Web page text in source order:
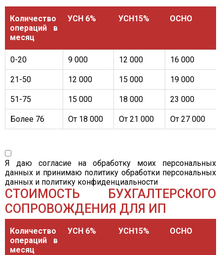
Количество
операций в
месяц
УСН 6% УСН15% ОСНО
0-20 9 000 12 000 16 000
21-50 12 000 15 000 19 000
51-75 15 000 18 000 23 000
Более 76 От 18 000 От 21 000 От 27 000
Я даю согласие на обработку моих персональных
данных и принимаю политику обработки персональных
данных и политику конфиденциальности
СТОИМОСТЬ БУХГАЛТЕРСКОГО
СОПРОВОЖДЕНИЯ ДЛЯ ИП
Количество
операций в
месяц
УСН 6% УСН15% ОСНО